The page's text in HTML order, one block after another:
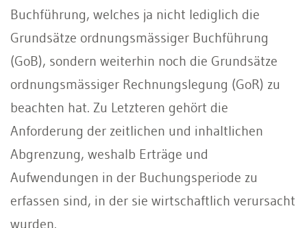
Buchführung, welches ja nicht lediglich die
Grundsätze ordnungsmässiger Buchführung
(GoB), sondern weiterhin noch die Grundsätze
ordnungsmässiger Rechnungslegung (GoR) zu
beachten hat. Zu Letzteren gehört die
Anforderung der zeitlichen und inhaltlichen
Abgrenzung, weshalb Erträge und
Aufwendungen in der Buchungsperiode zu
erfassen sind, in der sie wirtschaftlich verursacht
wurden.